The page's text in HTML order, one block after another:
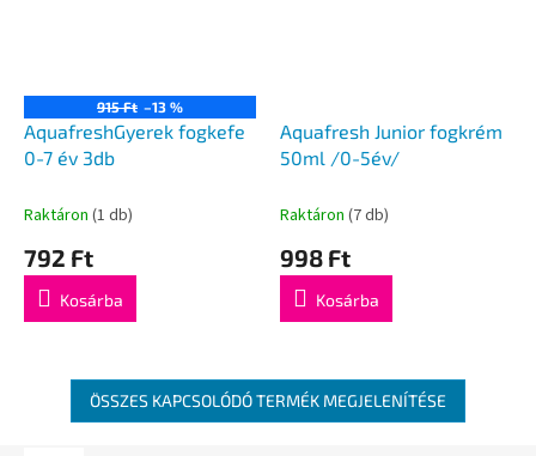
915 Ft –13 %
AquafreshGyerek fogkefe
0-7 év 3db
Raktáron (1 db)
792 Ft
Kosárba
Aquafresh Junior fogkrém
50ml /0-5év/
Raktáron (7 db)
998 Ft
Kosárba
ÖSSZES KAPCSOLÓDÓ TERMÉK MEGJELENÍTÉSE